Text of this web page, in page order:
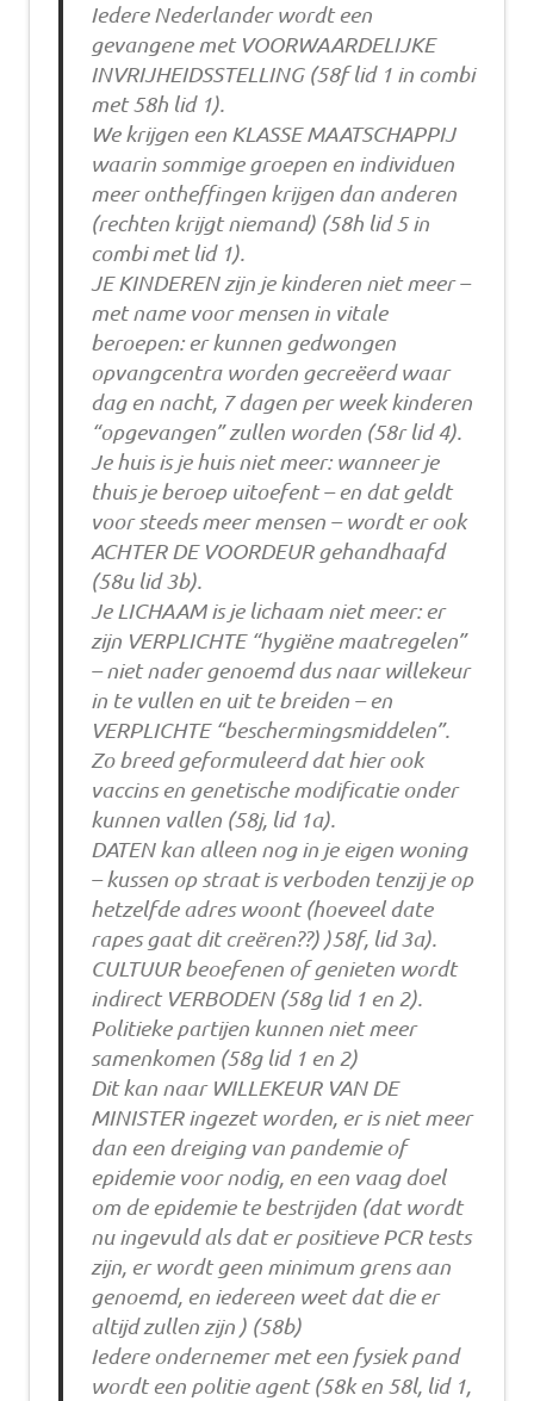
Iedere Nederlander wordt een
gevangene met VOORWAARDELIJKE
INVRIJHEIDSSTELLING (58f lid 1 in combi
met 58h lid 1).
We krijgen een KLASSE MAATSCHAPPIJ
waarin sommige groepen en individuen
meer ontheffingen krijgen dan anderen
(rechten krijgt niemand) (58h lid 5 in
combi met lid 1).
JE KINDEREN zijn je kinderen niet meer –
met name voor mensen in vitale
beroepen: er kunnen gedwongen
opvangcentra worden gecreëerd waar
dag en nacht, 7 dagen per week kinderen
“opgevangen” zullen worden (58r lid 4).
Je huis is je huis niet meer: wanneer je
thuis je beroep uitoefent – en dat geldt
voor steeds meer mensen – wordt er ook
ACHTER DE VOORDEUR gehandhaafd
(58u lid 3b).
Je LICHAAM is je lichaam niet meer: er
zijn VERPLICHTE “hygiëne maatregelen”
– niet nader genoemd dus naar willekeur
in te vullen en uit te breiden – en
VERPLICHTE “beschermingsmiddelen”.
Zo breed geformuleerd dat hier ook
vaccins en genetische modificatie onder
kunnen vallen (58j, lid 1a).
DATEN kan alleen nog in je eigen woning
– kussen op straat is verboden tenzij je op
hetzelfde adres woont (hoeveel date
rapes gaat dit creëren??) )58f, lid 3a).
CULTUUR beoefenen of genieten wordt
indirect VERBODEN (58g lid 1 en 2).
Politieke partijen kunnen niet meer
samenkomen (58g lid 1 en 2)
Dit kan naar WILLEKEUR VAN DE
MINISTER ingezet worden, er is niet meer
dan een dreiging van pandemie of
epidemie voor nodig, en een vaag doel
om de epidemie te bestrijden (dat wordt
nu ingevuld als dat er positieve PCR tests
zijn, er wordt geen minimum grens aan
genoemd, en iedereen weet dat die er
altijd zullen zijn ) (58b)
Iedere ondernemer met een fysiek pand
wordt een politie agent (58k en 58l, lid 1,